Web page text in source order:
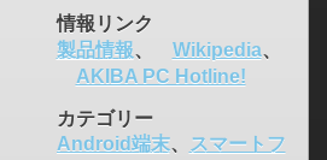
情報リンク
製品情報、 Wikipedia、
AKIBA PC Hotline!
カテゴリー
Android端末、
スマートフ